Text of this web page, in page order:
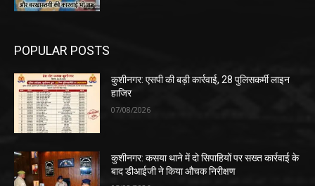
POPULAR POSTS
कुशीनगर: एसपी की बड़ी कार्रवाई, 28 पुलिसकर्मी लाइन
हाजिर
07/08/2026
कुशीनगर: कसया थाने में दो सिपाहियों पर सख्त कार्रवाई के
बाद डीआईजी ने किया औचक निरीक्षण